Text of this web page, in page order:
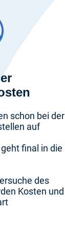
schon bei der
auf
final in die
des
Kosten und